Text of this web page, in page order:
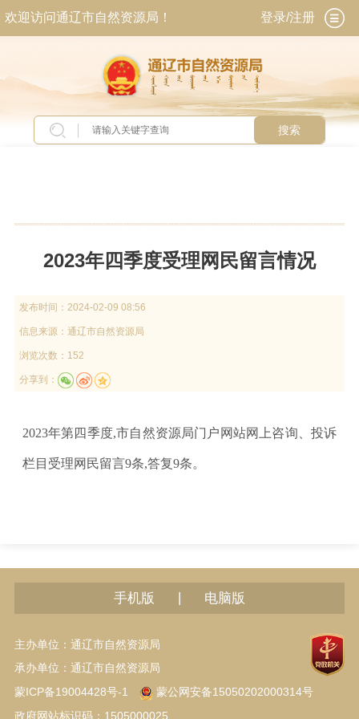
欢迎访问通辽市自然资源局！ 登录/注册
搜索
理情况统计
2023年四季度受理网民留言情况
发布时间： 2024-02-09 08:56
信息来源： 通辽市自然资源局
浏览次数：152
分享到：
2023年第四季度,市自然资源局门户网站网上咨询、投诉
栏目受理网民留言9条,答复9条。
手机版 电脑版
主办单位：通辽市自然资源局
承办单位：通辽市自然资源局
蒙ICP备19004428号-1
蒙公网安备15050202000314号
政府网站标识码：1505000025